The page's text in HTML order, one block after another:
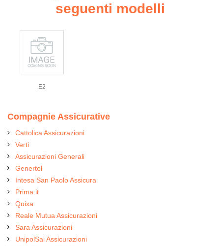
seguenti modelli
E2
Compagnie Assicurative
Cattolica Assicurazioni
Verti
Assicurazioni Generali
Genertel
Intesa San Paolo Assicura
Prima.it
Quixa
Reale Mutua Assicurazioni
Sara Assicurazioni
UnipolSai Assicurazioni